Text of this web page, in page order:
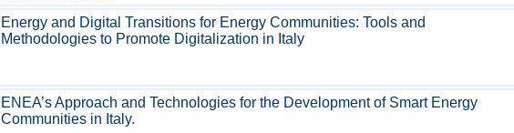
Energy and Digital Transitions for Energy Communities: Tools and
Methodologies to Promote Digitalization in Italy
ENEA’s Approach and Technologies for the Development of Smart Energy
Communities in Italy.